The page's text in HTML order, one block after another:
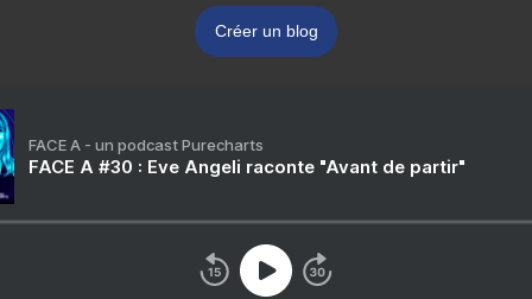
Créer un blog
FACE A - un podcast Purecharts
FACE A #30 : Eve Angeli raconte "Avant de partir"